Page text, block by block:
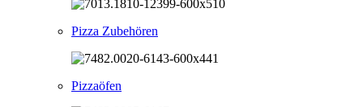
Pizza Zubehören
Pizzaöfen